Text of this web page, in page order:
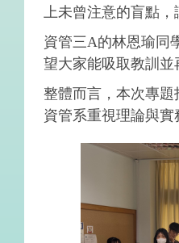
上未曾注意的盲點，
資管三A的林恩瑜同
望大家能吸取教訓並
整體而言，本次專
資管系重視理論與